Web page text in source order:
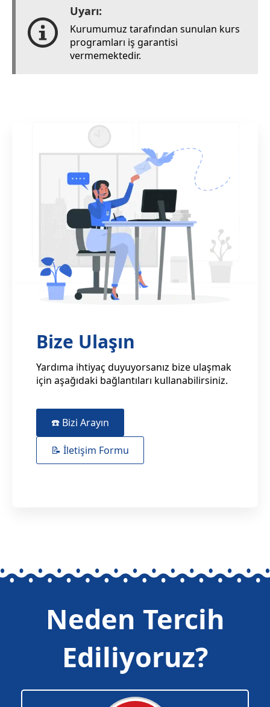
Uyarı:
Kurumumuz tarafından sunulan kurs
programları iş garantisi
vermemektedir.
Bize Ulaşın
Yardıma ihtiyaç duyuyorsanız bize ulaşmak
için aşağıdaki bağlantıları kullanabilirsiniz.
☎️ Bizi Arayın
📝 İletişim Formu
Neden Tercih
Ediliyoruz?